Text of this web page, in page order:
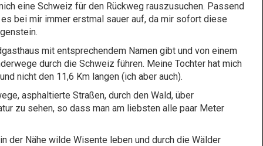
eine Schweiz für den Rückweg rauszusuchen. Passend
bei mir immer erstmal sauer auf, da mir sofort diese
mit entsprechendem Namen gibt und von einem
durch die Schweiz führen. Meine Tochter hat mich
nicht den 11,6 Km langen (ich aber auch).
asphaltierte Straßen, durch den Wald, über
zu sehen, so dass man am liebsten alle paar Meter
der Nähe wilde Wisente leben und durch die Wälder